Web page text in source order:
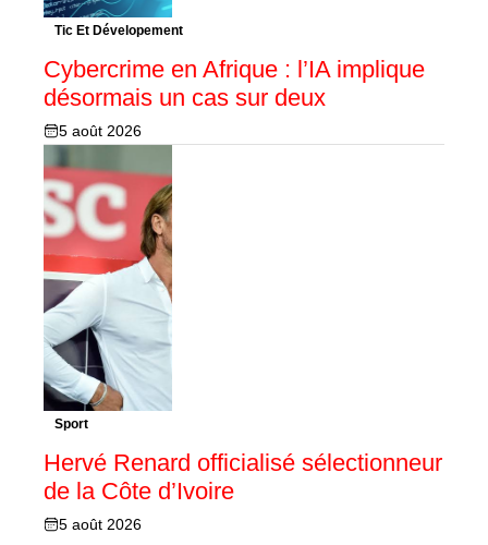
Tic Et Dévelopement
Cybercrime en Afrique : l’IA implique
désormais un cas sur deux
5 août 2026
Sport
Hervé Renard officialisé sélectionneur
de la Côte d’Ivoire
5 août 2026